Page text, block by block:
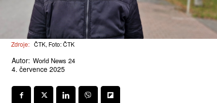
Zdroje: ČTK, Foto: ČTK
Autor: World News 24
4. července 2025